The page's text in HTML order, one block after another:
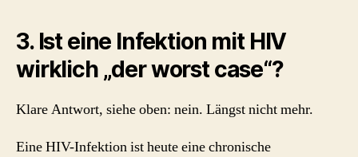
3. Ist eine Infektion mit HIV
wirklich „der worst case“?
Klare Antwort, siehe oben: nein. Längst nicht mehr.
Eine HIV-Infektion ist heute eine chronische